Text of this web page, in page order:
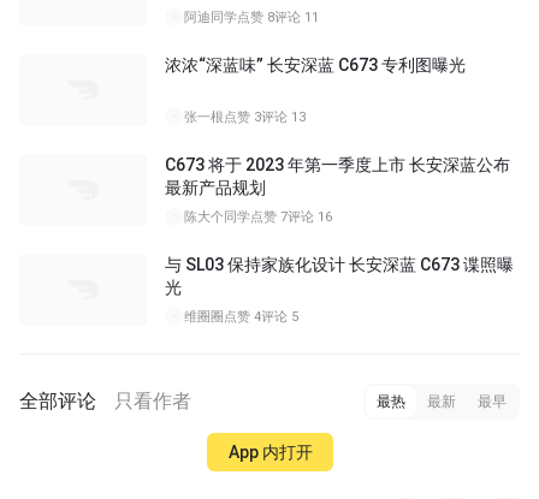
阿迪同学点赞 8评论 11
浓浓“深蓝味” 长安深蓝 C673 专利图曝光
张一根点赞 3评论 13
C673 将于 2023 年第一季度上市 长安深蓝公布
最新产品规划
陈大个同学点赞 7评论 16
与 SL03 保持家族化设计 长安深蓝 C673 谍照曝
光
维圈圈 点赞 4评论 5
全部评论 只看作者 最热 最新 最早
App 内打开